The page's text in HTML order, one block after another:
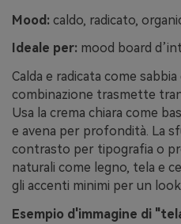
Mood: caldo, radicato,
Ideale per: mood board
Calda e radicata come
combinazione trasmette
Usa la crema chiara come
e avena per profondità. La
contrasto per tipografia o
naturali come legno, tela e
gli accenti minimi per un
Esempio d'immagine di